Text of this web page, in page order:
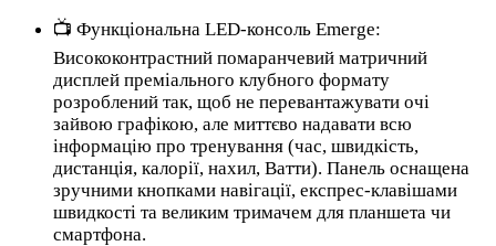
📺 Функціональна LED-консоль Emerge:
Висококонтрастний помаранчевий матричний
дисплей преміального клубного формату
розроблений так, щоб не перевантажувати очі
зайвою графікою, але миттєво надавати всю
інформацію про тренування (час, швидкість,
дистанція, калорії, нахил, Ватти). Панель оснащена
зручними кнопками навігації, експрес-клавішами
швидкості та великим тримачем для планшета чи
смартфона.